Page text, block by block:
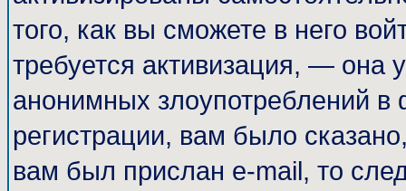
того, как вы сможете в него
требуется активизация, — она
анонимных злоупотреблений
регистрации, вам было
вам был прислан e-mail, то